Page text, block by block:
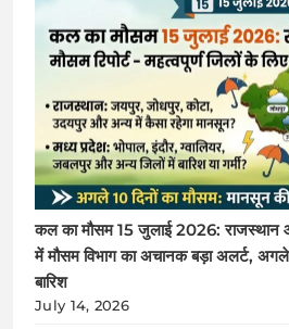
कल का मौसम 15 जुलाई 2026: राजस्थान
में मौसम विभाग का अचानक बड़ा अलर्ट,
बारिश
July 14, 2026